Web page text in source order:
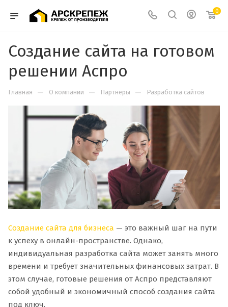
0
Создание сайта на готовом
решении Аспро
Главная — О компании — Партнеры — Разработка сайтов
Создание сайта для бизнеса — это важный шаг на пути
к успеху в онлайн-пространстве. Однако,
индивидуальная разработка сайта может занять много
времени и требует значительных финансовых затрат. В
этом случае, готовые решения от Аспро представляют
собой удобный и экономичный способ создания сайта
под ключ.